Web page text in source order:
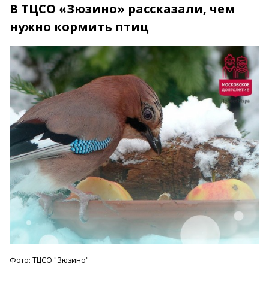
В ТЦСО «Зюзино» рассказали, чем
нужно кормить птиц
Фото: ТЦСО "Зюзино"